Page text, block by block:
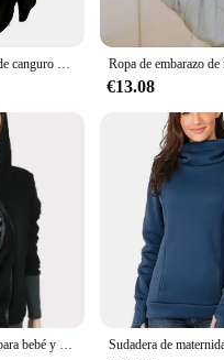
Sudadera con capucha de canguro de maternidad 3 en 1, chaqueta multifunción con cremallera desmontable para mujer para bebé y madre
€13.08
Sudadera con capucha para bebé y madre, canguro de maternidad multifuncional, portabebés extraíble